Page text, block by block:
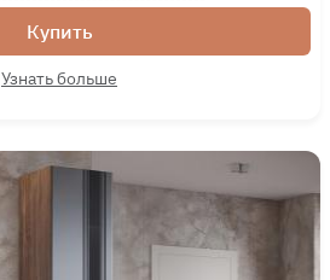
Купить
Узнать больше